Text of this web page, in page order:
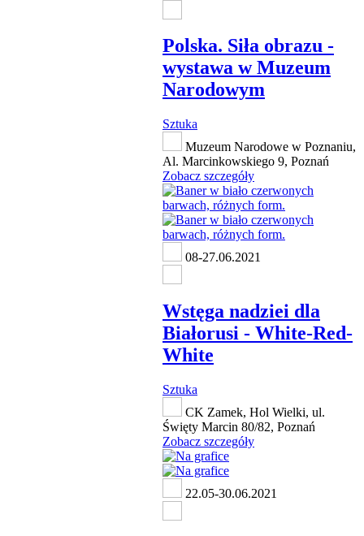
Polska. Siła obrazu -
wystawa w Muzeum
Narodowym
Sztuka
Muzeum Narodowe w Poznaniu,
Al. Marcinkowskiego 9, Poznań
Zobacz szczegóły
08-27.06.2021
Wstęga nadziei dla
Białorusi - White-Red-
White
Sztuka
CK Zamek, Hol Wielki, ul.
Święty Marcin 80/82, Poznań
Zobacz szczegóły
22.05-30.06.2021